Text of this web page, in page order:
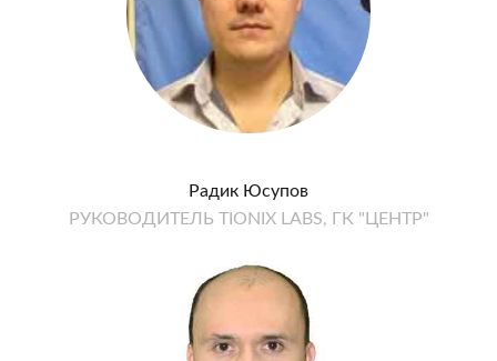
Радик Юсупов
РУКОВОДИТЕЛЬ TIONIX LABS, ГК "ЦЕНТР"